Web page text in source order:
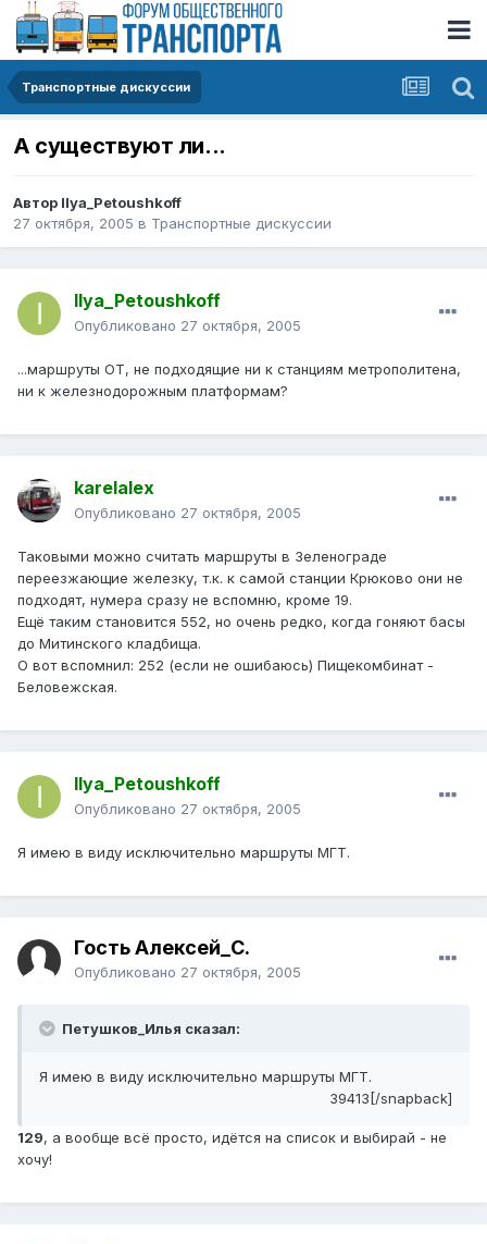
Транспортные дискуссии
А существуют ли...
Автор Ilya_Petoushkoff
27 октября, 2005 в Транспортные дискуссии
Ilya_Petoushkoff
Опубликовано 27 октября, 2005
...маршруты ОТ, не подходящие ни к станциям метрополитена,
ни к железнодорожным платформам?
karelalex
Опубликовано 27 октября, 2005
Таковыми можно считать маршруты в Зеленограде
переезжающие железку, т.к. к самой станции Крюково они не
подходят, нумера сразу не вспомню, кроме 19.
Ещё таким становится 552, но очень редко, когда гоняют басы
до Митинского кладбища.
О вот вспомнил: 252 (если не ошибаюсь) Пищекомбинат -
Беловежская.
Ilya_Petoushkoff
Опубликовано 27 октября, 2005
Я имею в виду исключительно маршруты МГТ.
Гость Алексей_С.
Опубликовано 27 октября, 2005
Петушков_Илья сказал:
Я имею в виду исключительно маршруты МГТ.
39413[/snapback]
129, а вообще всё просто, идётся на список и выбирай - не
хочу!